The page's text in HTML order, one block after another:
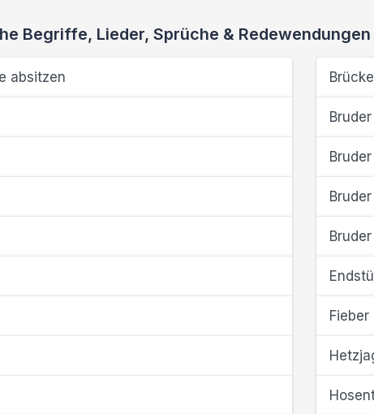
Begriffe, Lieder, Sprüche & Redewendungen
absitzen
Bruder
Fieber